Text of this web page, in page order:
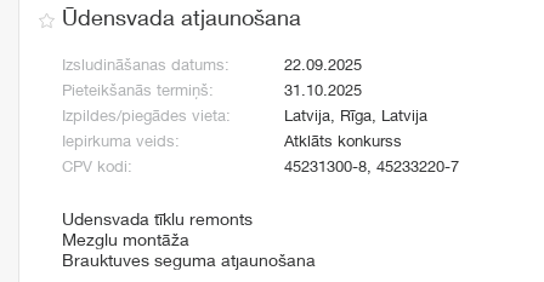
Ūdensvada atjaunošana
Izsludināšanas datums:
22.09.2025
Pieteikšanās termiņš:
31.10.2025
Izpildes/piegādes vieta:
Latvija, Rīga, Latvija
Iepirkuma veids:
Atklāts konkurss
CPV kodi:
45231300-8, 45233220-7
Udensvada tīklu remonts
Mezglu montāža
Brauktuves seguma atjaunošana